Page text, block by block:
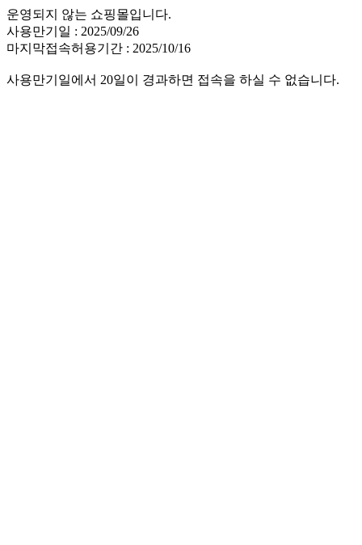
운영되지 않는 쇼핑몰입니다.
사용만기일 : 2025/09/26
마지막접속허용기간 : 2025/10/16
사용만기일에서 20일이 경과하면 접속을 하실 수 없습니다.